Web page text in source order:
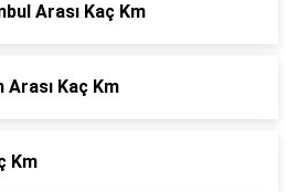
Arası Kaç Km
Arası Kaç Km
Km